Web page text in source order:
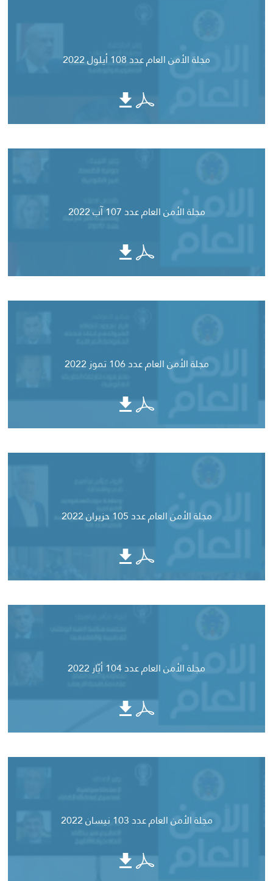
مجلة الأمن العام عدد 108 أيلول 2022
مجلة الأمن العام عدد 107 آب 2022
مجلة الأمن العام عدد 106 تموز 2022
مجلة الأمن العام عدد 105 حزيران 2022
مجلة الأمن العام عدد 104 أيّار 2022
مجلة الأمن العام عدد 103 نيسان 2022